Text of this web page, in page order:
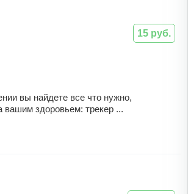
вы найдете все что нужно,
вашим здоровьем: трекер ...
15 руб.